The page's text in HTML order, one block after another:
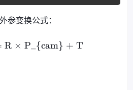
参变换公式：
R × P_{cam} + T